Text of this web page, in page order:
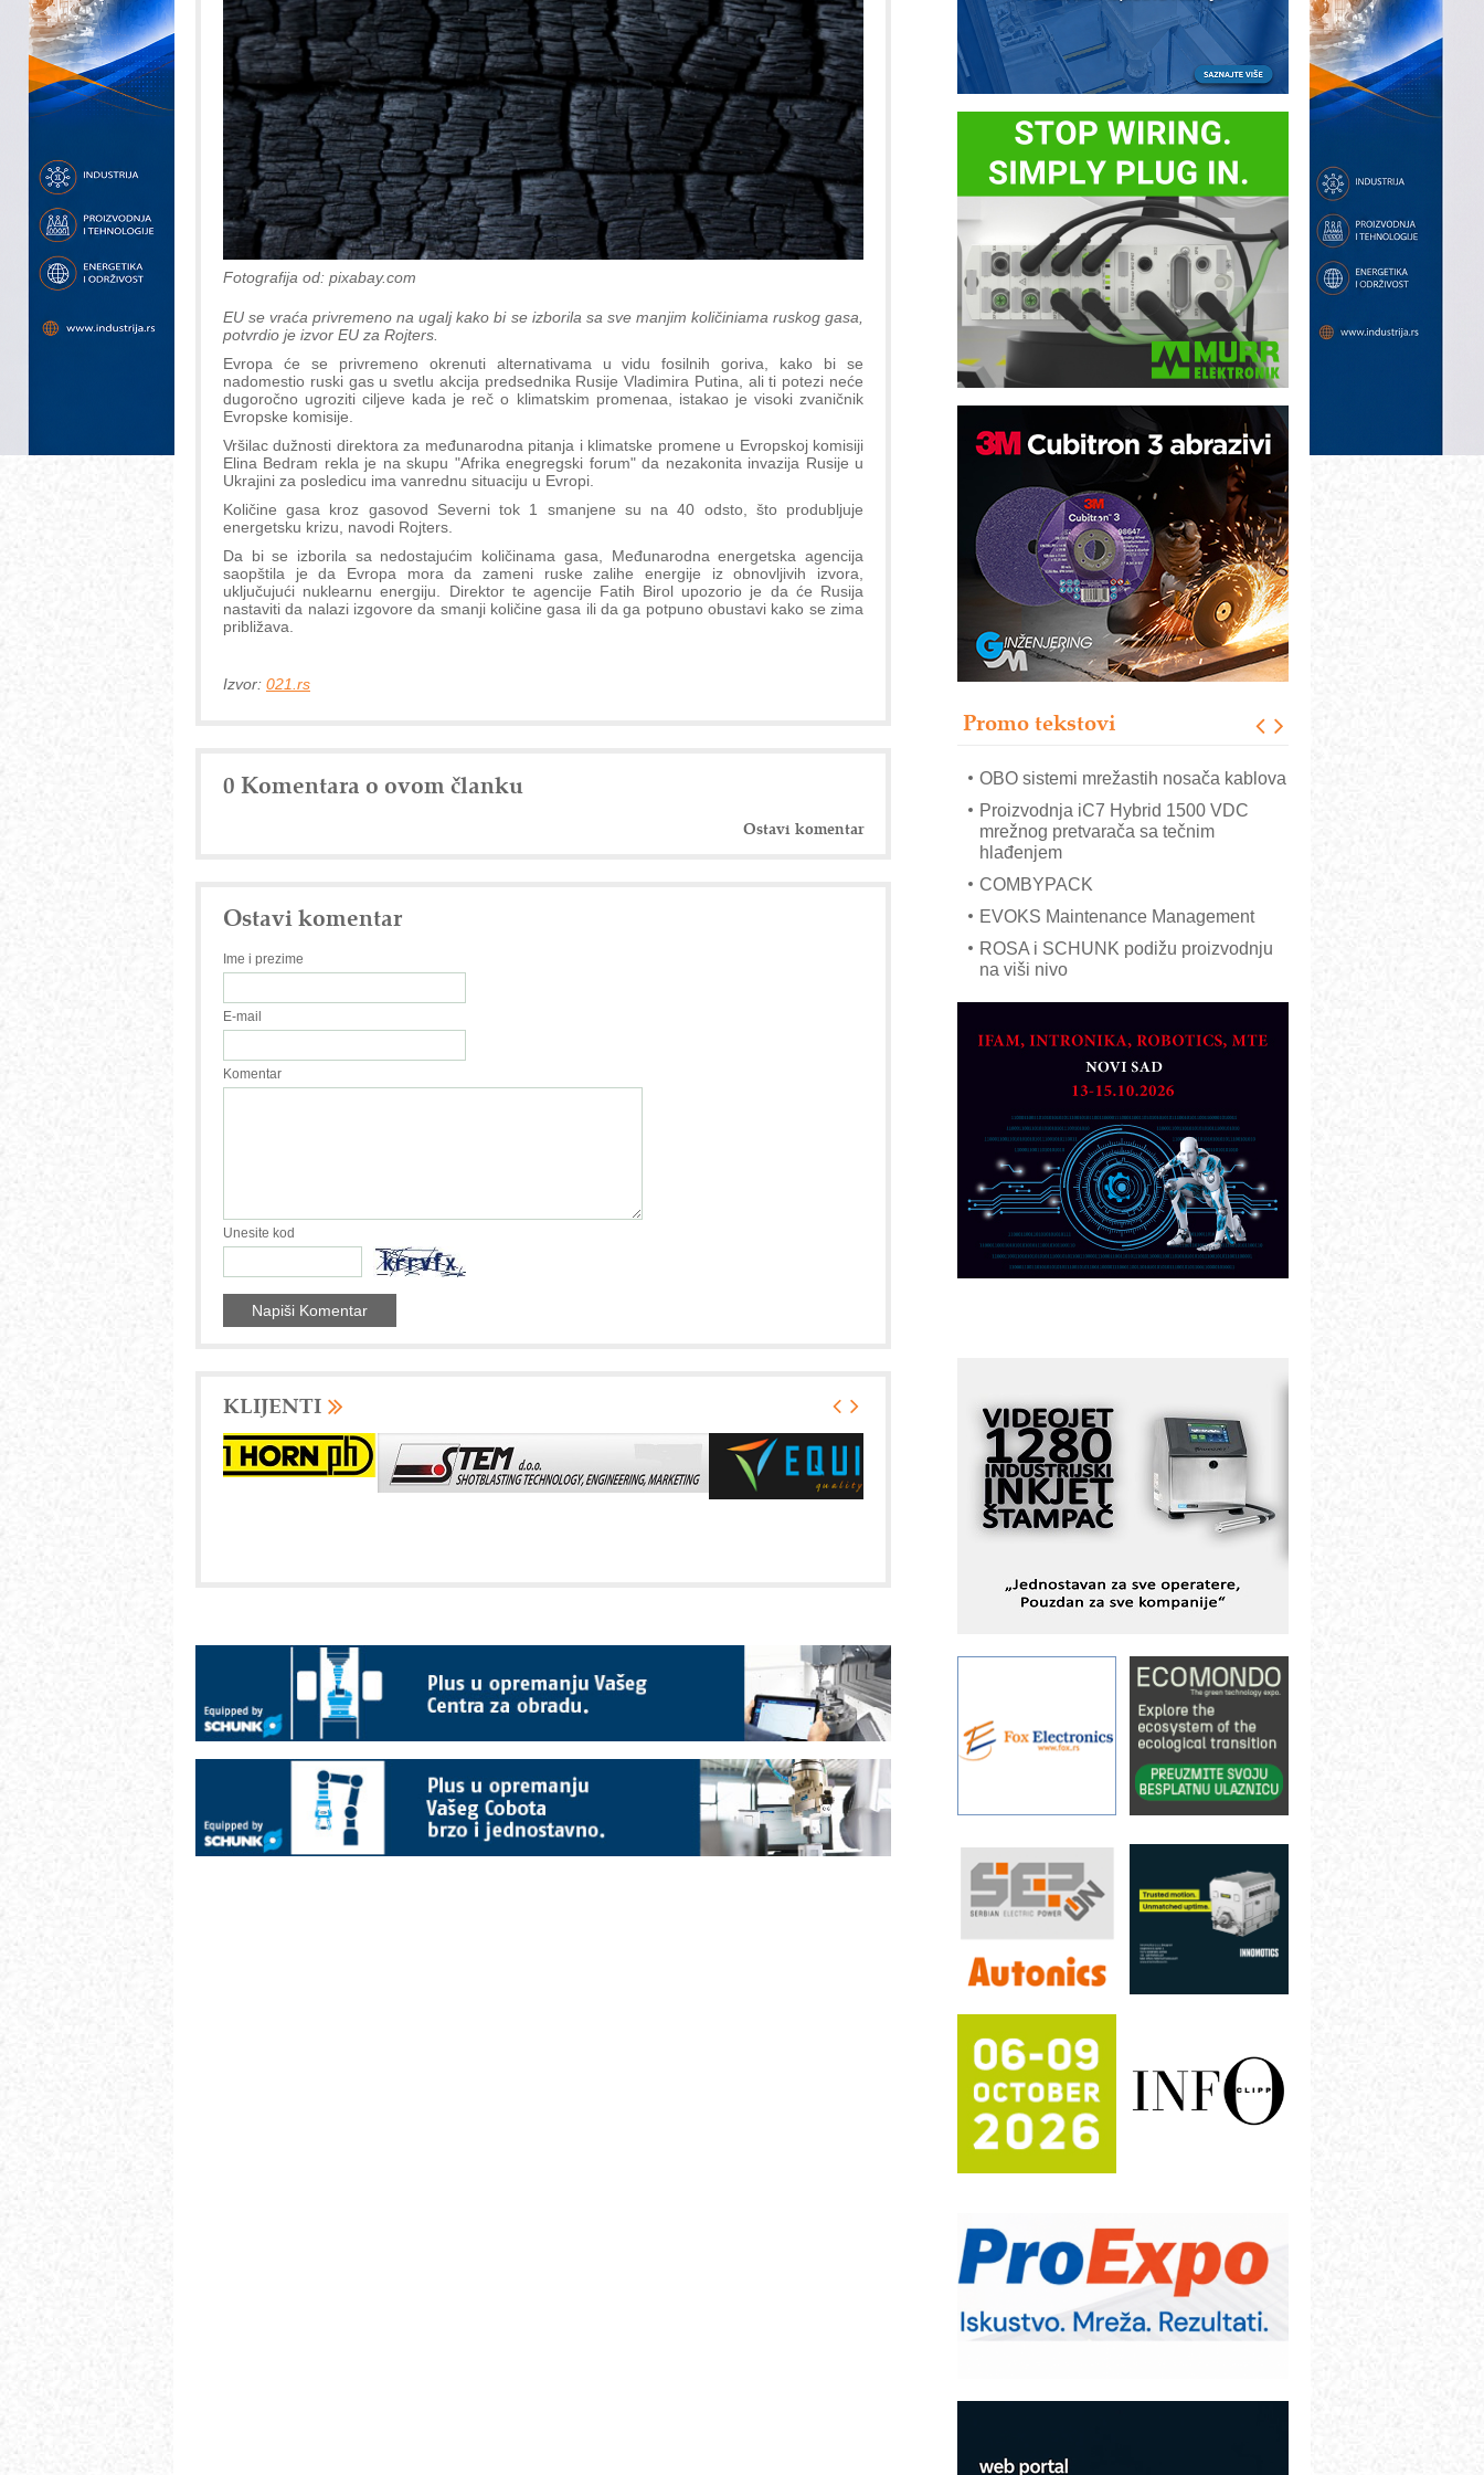
Fotografija od: pixabay.com
EU se vraća privremeno na ugalj kako bi se izborila sa sve manjim količiniama ruskog gasa,
potvrdio je izvor EU za Rojters.
Evropa će se privremeno okrenuti alternativama u vidu fosilnih goriva, kako bi se
nadomestio ruski gas u svetlu akcija predsednika Rusije Vladimira Putina, ali ti potezi neće
dugoročno ugroziti ciljeve kada je reč o klimatskim promenaa, istakao je visoki zvaničnik
Evropske komisije.
Vršilac dužnosti direktora za međunarodna pitanja i klimatske promene u Evropskoj komisiji
Elina Bedram rekla je na skupu "Afrika enegregski forum" da nezakonita invazija Rusije u
Ukrajini za posledicu ima vanrednu situaciju u Evropi.
Količine gasa kroz gasovod Severni tok 1 smanjene su na 40 odsto, što produbljuje
energetsku krizu, navodi Rojters.
Da bi se izborila sa nedostajućim količinama gasa, Međunarodna energetska agencija
saopštila je da Evropa mora da zameni ruske zalihe energije iz obnovljivih izvora,
uključujući nuklearnu energiju. Direktor te agencije Fatih Birol upozorio je da će Rusija
nastaviti da nalazi izgovore da smanji količine gasa ili da ga potpuno obustavi kako se zima
približava.
Izvor: 021.rs
0 Komentara o ovom članku
Ostavi komentar
Ostavi komentar
Ime i prezime
E-mail
Komentar
Unesite kod
KLIJENTI
Promo tekstovi
Potpuna efikasnost bez složenih
sistema
Trajna oznaka kao dugoročna korist
Bezbednost na prvom mestu!
IB BLUMENAUER - više od 40 godina
poverenja u industriji
RMQ-TITAN ADVANCED INDICATOR
– Pametna signalizacija za efikasnije
Mitutoyo Crysta-Apex V PLUS: Nova
OBO sistemi mrežastih nosača kablova
Proizvodnja iC7 Hybrid 1500 VDC
mrežnog pretvarača sa tečnim
hlađenjem
COMBYPACK
EVOKS Maintenance Management
ROSA i SCHUNK podižu proizvodnju
na viši nivo
Detekcija različitih oblika
MAREX - Lim i mašine za savremena
rešenja
Marcom-plast d.o.o.- vaš pouzdan
CTO - Prilagodite svoju toplinsku
obradu!
Razvoj asortimanskog pravca MINI-
PLC AKYTEC
AUKOM: Svetski standard metrologije
dostupan u Srbiji
Fleksibilno stezanje i brzo
podešavanje u proizvodnji prototipova
KIP KOP – napredna rešenja za
savremene industrijske i logističke
objekte
rešenjima
STAUFF – Komponente koje
povećavaju pouzdanost hidrauličkih
sistema
YAMADA pumpe – japanska
pouzdanost u transferu fluida
Filtration Group Industrial – Napredna
procesnim sistemima
RILINEX kompanije Rittal
FANUC: Najbolje za vašu pametnu
Efikasno upravljanje energijom
Automatizacija pakovanja · Display
(Shelf-Ready) omotnice
Potpuna efikasnost bez složenih
sistema
Trajna oznaka kao dugoročna korist
Bezbednost na prvom mestu!
– Pametna signalizacija za efikasnije
upravljanje mašinama
Mitutoyo Crysta-Apex V PLUS: Nova
era CNC merenja
mrežnog pretvarača sa tečnim
COMBYPACK